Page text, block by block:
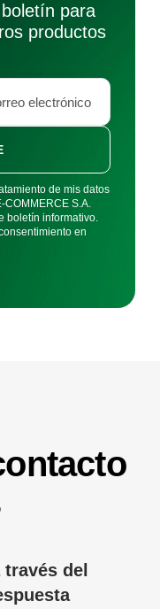
para
productos
de mis datos
COMMERCE S.A.
boletín informativo.
en
del